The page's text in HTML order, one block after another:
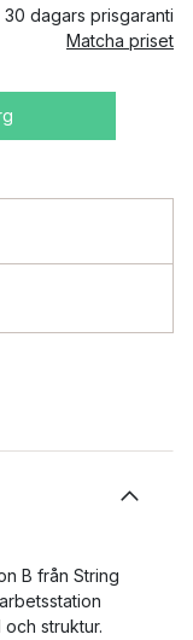
30 dagars prisgaranti
Matcha priset
B från String
struktur.